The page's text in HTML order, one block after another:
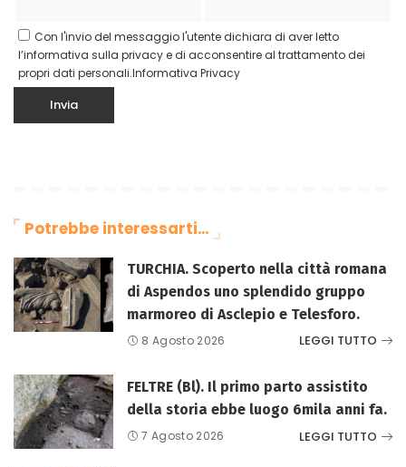
Con l'invio del messaggio l'utente dichiara di aver letto
l’informativa sulla privacy e di acconsentire al trattamento dei
propri dati personali.Informativa Privacy
Potrebbe interessarti…
TURCHIA. Scoperto nella città romana
di Aspendos uno splendido gruppo
marmoreo di Asclepio e Telesforo.
8 Agosto 2026 LEGGI TUTTO
FELTRE (Bl). Il primo parto assistito
della storia ebbe luogo 6mila anni fa.
7 Agosto 2026 LEGGI TUTTO